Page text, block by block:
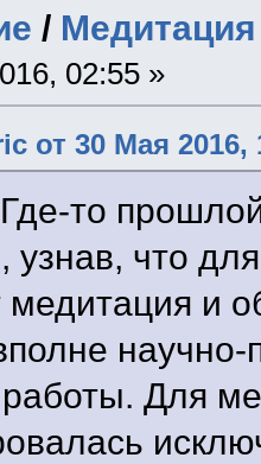
/ Медитация
02:55 »
от 30 Мая 2016,
то
узнав, что
медитация и
Для